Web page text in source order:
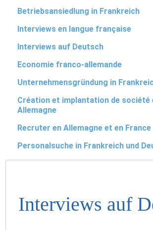
Betriebsansiedlung in Frankreich
Interviews en langue française
Interviews auf Deutsch
Economie franco-allemande
Unternehmensgründung in
Création et implantation de société
Allemagne
Recruter en Allemagne et en France
Personalsuche in Frankreich und
Interviews auf